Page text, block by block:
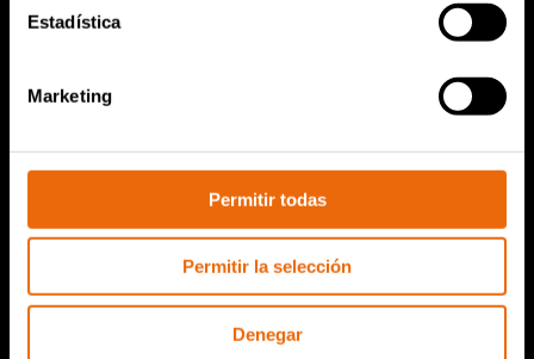
Estadística
Marketing
Permitir todas
Permitir la selección
Denegar
Servicio y ventas
Conviértase en distribuidor de Tana
Acerca de nosotros
Historia de Tana
La forma de trabajar de Tana
Personas y oportunidades laborales